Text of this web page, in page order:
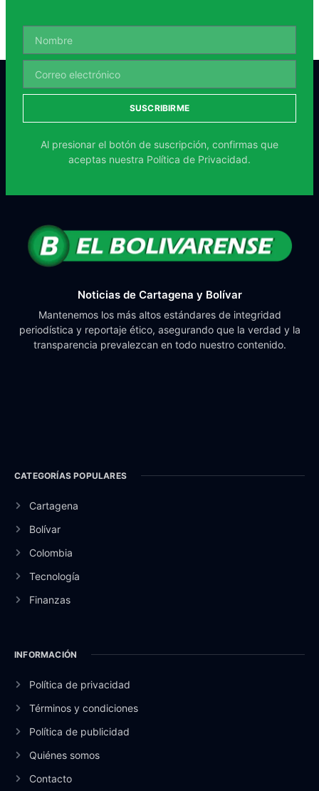
SUSCRIBIRME
Al presionar el botón de suscripción, confirmas que
aceptas nuestra Política de Privacidad.
Noticias de Cartagena y Bolívar
Mantenemos los más altos estándares de integridad
periodística y reportaje ético, asegurando que la verdad y la
transparencia prevalezcan en todo nuestro contenido.
CATEGORÍAS POPULARES
Cartagena
Bolívar
Colombia
Tecnología
Finanzas
INFORMACIÓN
Política de privacidad
Términos y condiciones
Política de publicidad
Quiénes somos
Contacto